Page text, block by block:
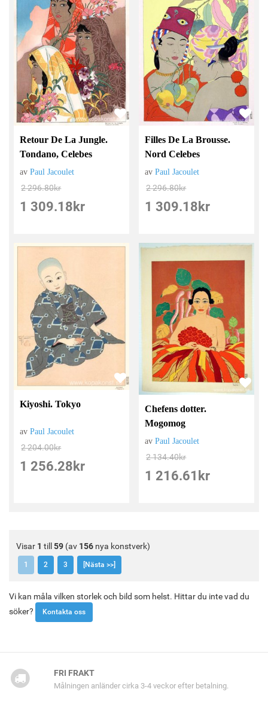
Retour De La Jungle.
Tondano, Celebes
avPaul Jacoulet
2 296.80kr
1 309.18 kr
Filles De La Brousse.
Nord Celebes
avPaul Jacoulet
2 296.80kr
1 309.18 kr
Kiyoshi. Tokyo
avPaul Jacoulet
2 204.00kr
1 256.28 kr
Chefens dotter.
Mogomog
avPaul Jacoulet
2 134.40kr
1 216.61 kr
Visar 1 till 59 (av 156 nya konstverk)
1 2 3 [Nästa >>]
Vi kan måla vilken storlek och bild som helst. Hittar du inte vad du
söker?
Kontakta oss
FRI FRAKT
Målningen anländer cirka 3-4 veckor efter betalning.